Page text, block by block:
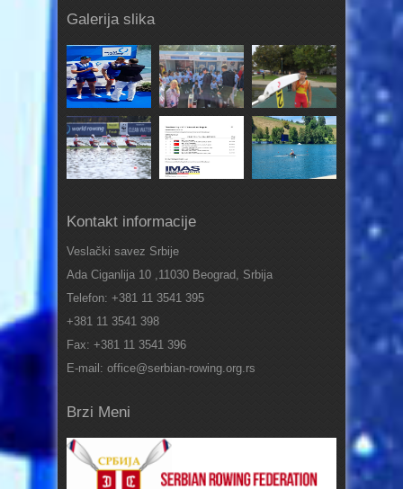
Galerija slika
Kontakt informacije
Veslački savez Srbije
Ada Ciganlija 10 ,11030 Beograd, Srbija
Telefon: +381 11 3541 395
+381 11 3541 398
Fax: +381 11 3541 396
E-mail: office@serbian-rowing.org.rs
Brzi Meni